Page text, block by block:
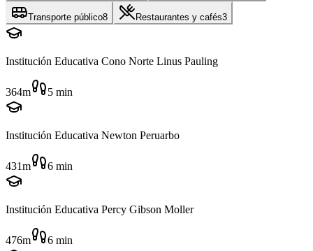
Transporte público8 Restaurantes y cafés3
Institución Educativa Cono Norte Linus Pauling
364m 5 min
Institución Educativa Newton Peruarbo
431m 6 min
Institución Educativa Percy Gibson Moller
476m 6 min